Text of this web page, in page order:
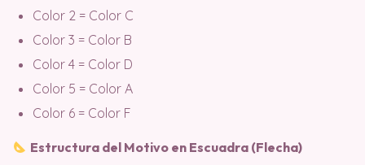
Color 2 = Color C
Color 3 = Color B
Color 4 = Color D
Color 5 = Color A
Color 6 = Color F
Estructura del Motivo en Escuadra (Flecha)